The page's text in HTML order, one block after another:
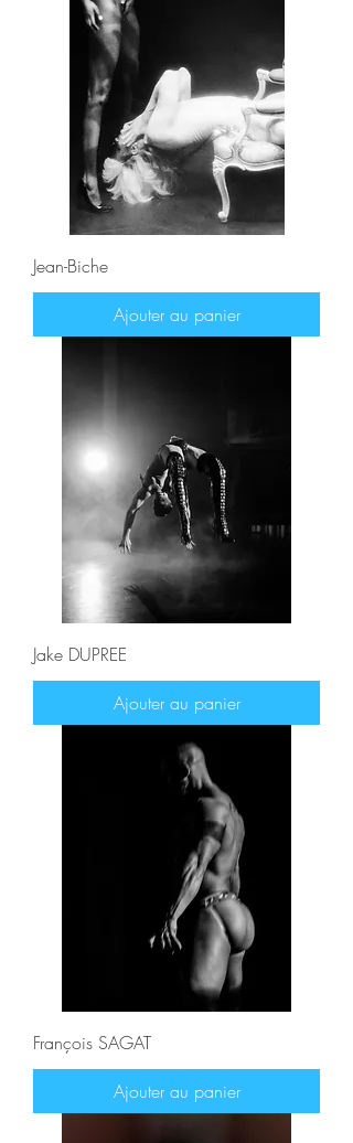
Jean-Biche
Ajouter au panier
Jake DUPREE
Ajouter au panier
François SAGAT
Ajouter au panier